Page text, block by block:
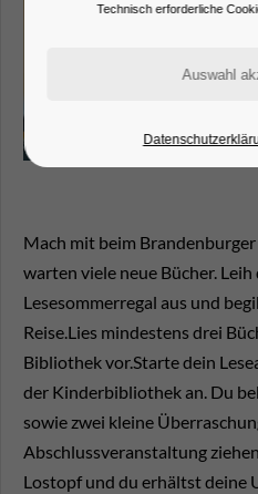
Mach mit beim
warten viele neue Bücher. Leih
Lesesommerregal aus und
Reise.Lies mindestens drei
Bibliothek vor.Starte dein
der Kinderbibliothek an. Du
sowie zwei kleine
Abschlussveranstaltung
Lostopf und du erhältst deine
Technisch erforderliche